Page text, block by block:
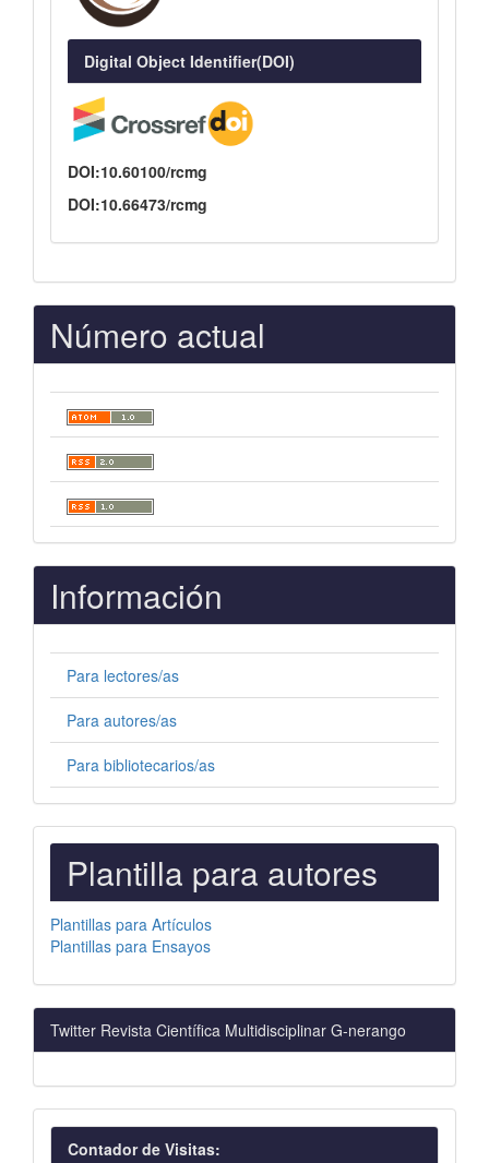
Digital Object Identifier(DOI)
DOI:10.60100/rcmg
DOI:10.66473/rcmg
Número actual
Información
Para lectores/as
Para autores/as
Para bibliotecarios/as
PLANTILLAS
PARA
AUTORES
Plantilla para autores
Plantillas para Artículos
Plantillas para Ensayos
Twitter Revista Científica Multidisciplinar G-nerango
visitas
Contador de Visitas: